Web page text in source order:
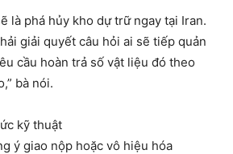
là phá hủy kho dự trữ ngay tại Iran.
giải quyết câu hỏi ai sẽ tiếp quản
cầu hoàn trả số vật liệu đó theo
bà nói.
kỹ thuật
ý giao nộp hoặc vô hiệu hóa